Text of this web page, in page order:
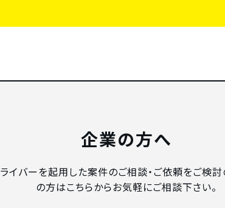
企業の方へ
ライバーを起用した案件のご相談・ご依頼をご検
の方はこちらからお気軽にご相談下さい。